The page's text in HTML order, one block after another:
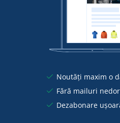
Noutăți maxim o
Fără mailuri
Dezabonare